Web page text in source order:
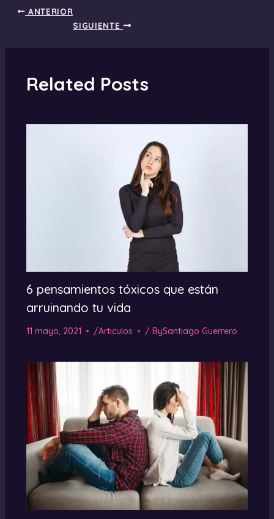
ANTERIOR
SIGUIENTE
Related Posts
6 pensamientos tóxicos que están
arruinando tu vida
11 mayo, 2021 /Articulos / BySantiago Guerrero